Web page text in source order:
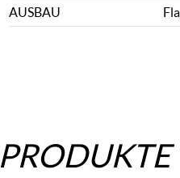
AUSBAU
PRODUKTE